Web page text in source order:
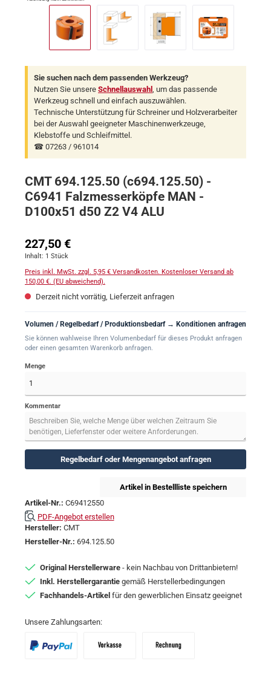
Sie suchen nach dem passenden Werkzeug?
Nutzen Sie unsere Schnellauswahl , um das passende
Werkzeug schnell und einfach auszuwählen.
Technische Unterstützung für Schreiner und Holzverarbeiter
bei der Auswahl geeigneter Maschinenwerkzeuge,
Klebstoffe und Schleifmittel.
☎ 07263 / 961014
CMT 694.125.50 (c694.125.50) -
C6941 Falzmesserköpfe MAN -
D100x51 d50 Z2 V4 ALU
Regulärer Preis:
227,50 €
Inhalt: 1 Stück
Preis inkl. MwSt. zzgl. 5,95 € Versandkosten. Kostenloser Versand ab
150,00 €. (EU abweichend).
Derzeit nicht vorrätig, Lieferzeit anfragen
Volumen / Regelbedarf / Produktionsbedarf → Konditionen anfragen
Sie können wahlweise Ihren Volumenbedarf für dieses Produkt anfragen
oder einen gesamten Warenkorb anfragen.
Menge
Kommentar
Regelbedarf oder Mengenangebot anfragen
Artikel in Bestellliste speichern
Artikel-Nr.: C69412550
PDF-Angebot erstellen
Hersteller: CMT
Hersteller-Nr.: 694.125.50
Original Herstellerware - kein Nachbau von Drittanbietern!
Inkl. Herstellergarantie gemäß Herstellerbedingungen
Fachhandels-Artikel für den gewerblichen Einsatz geeignet
Unsere Zahlungsarten: